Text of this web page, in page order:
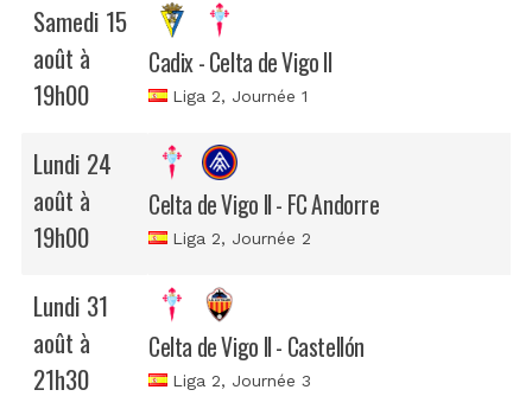
Samedi 15
août à
19h00
Cadix - Celta de Vigo II
Liga 2, Journée 1
Lundi 24
août à
19h00
Celta de Vigo II - FC Andorre
Liga 2, Journée 2
Lundi 31
août à
21h30
Celta de Vigo II - Castellón
Liga 2, Journée 3